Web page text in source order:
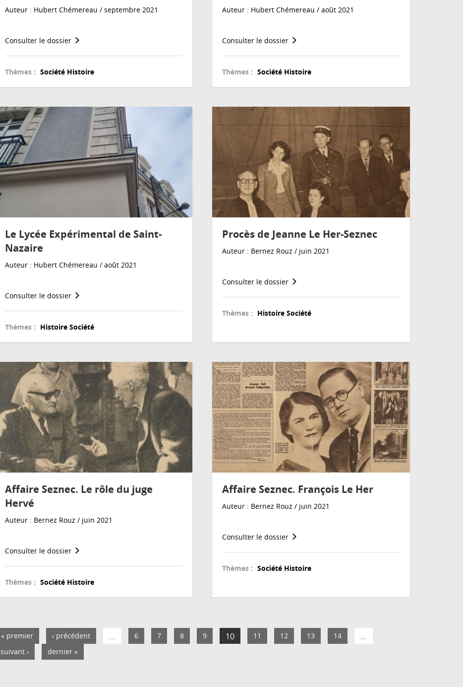
Auteur : Hubert Chémereau / septembre 2021
Consulter le dossier
Thèmes : Société Histoire
Auteur : Hubert Chémereau / août 2021
Consulter le dossier
Thèmes : Société Histoire
Le Lycée Expérimental de Saint-
Nazaire
Auteur : Hubert Chémereau / août 2021
Consulter le dossier
Thèmes : Histoire Société
Procès de Jeanne Le Her-Seznec
Auteur : Bernez Rouz / juin 2021
Consulter le dossier
Thèmes : Histoire Société
Affaire Seznec. Le rôle du juge
Hervé
Auteur : Bernez Rouz / juin 2021
Consulter le dossier
Thèmes : Société Histoire
Affaire Seznec. François Le Her
Auteur : Bernez Rouz / juin 2021
Consulter le dossier
Thèmes : Société Histoire
« premier ‹ précédent … 6 7 8 9 10 11 12 13 14 …
suivant › dernier »